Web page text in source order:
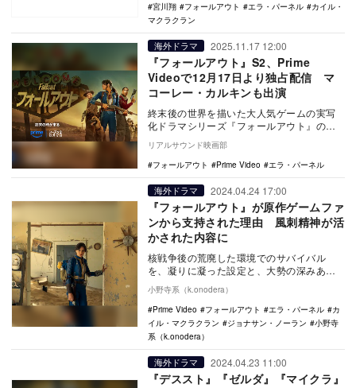
宮川翔
フォールアウト エラ・パーネル
カイル・
マクラクラン
海外ドラマ 2025.11.17 12:00
『フォールアウト』S2、Prime
Videoで12月17日より独占配信 マ
コーレー・カルキンも出演
終末後の世界を描いた大人気ゲームの実写
化ドラマシリーズ『フォールアウト』のシ
ーズン2が、12月17日よりPrime Videoに…
リアルサウンド映画部
フォールアウト
Prime Video エラ・パーネル
海外ドラマ 2024.04.24 17:00
『フォールアウト』が原作ゲームファ
ンから支持された理由 風刺精神が活
かされた内容に
核戦争後の荒廃した環境でのサバイバル
を、凝りに凝った設定と、大勢の深みある
キャラクターたちの営みや戦闘、人間ドラ
マなどで表現した…
小野寺系（k.onodera）
Prime Video
フォールアウト エラ・パーネル
カ
イル・マクラクラン
ジョナサン・ノーラン
小野寺
系（k.onodera）
海外ドラマ 2024.04.23 11:00
『デススト』『ゼルダ』『マイクラ』